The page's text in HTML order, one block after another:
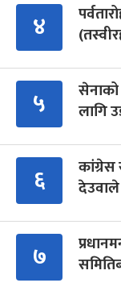
४
५
लागि
६
कांग्रेस
७